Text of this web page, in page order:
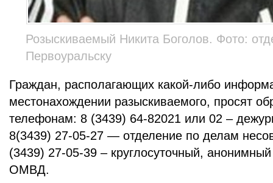
Розыскиваемый Никита Боголов. Фото:
Первоуральску
Граждан, располагающих какой-либо
местонахождении разыскиваемого, просят
телефонам: 8 (3439) 64-82021 или 02 –
8(3439) 27-05-27 — отделение по делам
(3439) 27-05-39 – круглосуточный,
ОМВД.